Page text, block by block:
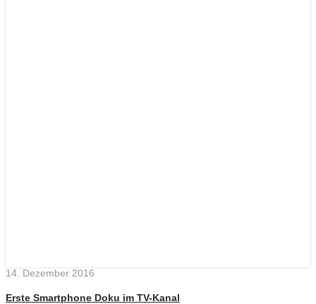
14. Dezember 2016
Erste Smartphone Doku im TV-Kanal